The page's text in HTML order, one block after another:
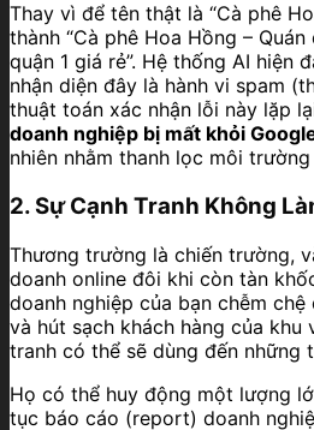
Thay vì để tên thật là “Cà phê
thành “Cà phê Hoa Hồng –
quận 1 giá rẻ”. Hệ thống AI hiện
nhận diện đây là hành vi spam
thuật toán xác nhận lỗi này lặp
doanh nghiệp bị mất khỏi
nhiên nhằm thanh lọc môi
2. Sự Cạnh Tranh Không
Thương trường là chiến trường,
doanh online đôi khi còn tàn
doanh nghiệp của bạn chễm
và hút sạch khách hàng của khu
tranh có thể sẽ dùng đến những
Họ có thể huy động một lượng
tục báo cáo (report) doanh